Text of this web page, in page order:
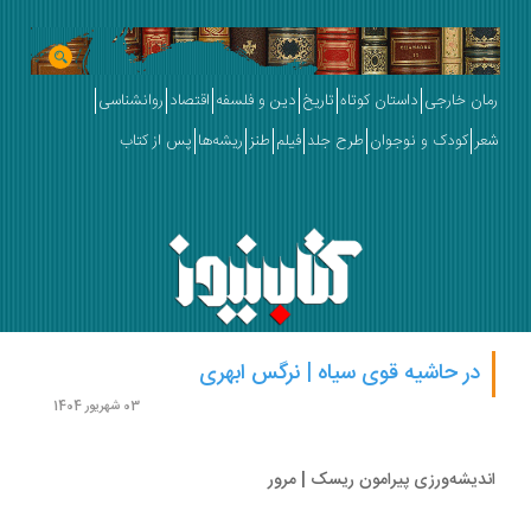
خارجی داستان کوتاه تاریخ دین و فلسفه اقتصاد روانشناسی
کودک و نوجوان طرح جلد فیلم طنز ریشه‌ها پس از کتاب
در حاشیه قوی سیاه | نرگس ابهری
پیرامون ریسک | مرور